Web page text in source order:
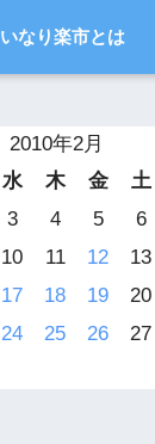
いなり楽市とは
2010年2月
水 木 金 土
3 4 5 6
10 11 12 13
17 18 19 20
24 25 26 27